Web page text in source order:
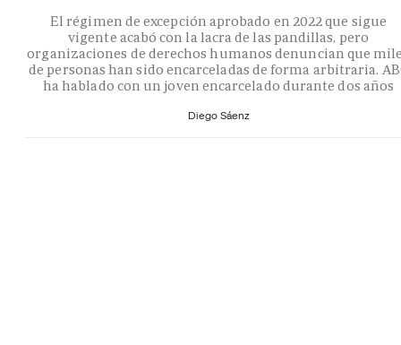
El régimen de excepción aprobado en 2022 que sigue
vigente acabó con la lacra de las pandillas, pero
organizaciones de derechos humanos denuncian que
de personas han sido encarceladas de forma arbitraria.
ha hablado con un joven encarcelado durante dos años
Diego Sáenz